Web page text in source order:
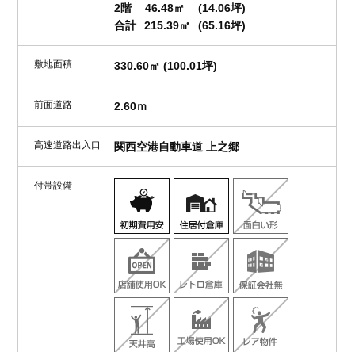
2階
46.48㎡
(14.06坪)
合計
215.39㎡ (65.16坪)
敷地面積 330.60㎡ (100.01坪)
前面道路 2.60ｍ
高速道路出入口 関西空港自動車道 上之郷
付帯設備